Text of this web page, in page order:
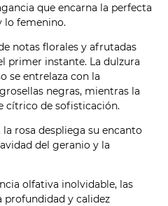
que encarna la perfecta
lo femenino.
notas florales y afrutadas
primer instante. La dulzura
se entrelaza con la
negras, mientras la
cítrico de sofisticación.
rosa despliega su encanto
del geranio y la
olfativa inolvidable, las
profundidad y calidez